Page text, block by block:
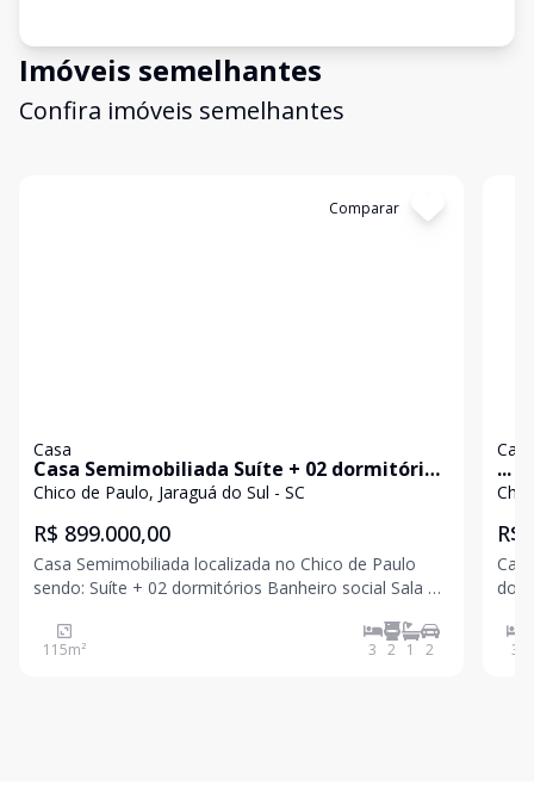
Imóveis semelhantes
Confira imóveis semelhantes
Comparar
Casa
Casa Semimobiliada Suíte + 02 dormitórios
| Chico de Paulo - Jaraguá do Sul
Chico de Paulo, Jaraguá do Sul - SC
R$ 899.000,00
Casa Semimobiliada localizada no Chico de Paulo
sendo: Suíte + 02 dormitórios Banheiro social Sala e
fundos Para mais informações entre em contato e
115m² 3 2 1 2
Casa
...
R$
Casa
vagas
3